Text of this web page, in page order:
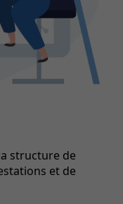
structure de
et de